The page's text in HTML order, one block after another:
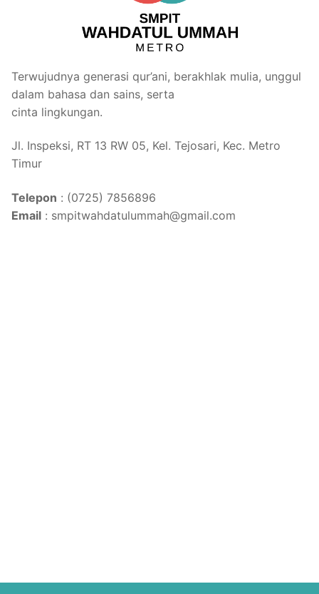
Terwujudnya generasi qur’ani, berakhlak mulia, unggul
dalam bahasa dan sains, serta
cinta lingkungan.
Jl. Inspeksi, RT 13 RW 05, Kel. Tejosari, Kec. Metro
Timur
Telepon : (0725) 7856896
Email : smpitwahdatulummah@gmail.com